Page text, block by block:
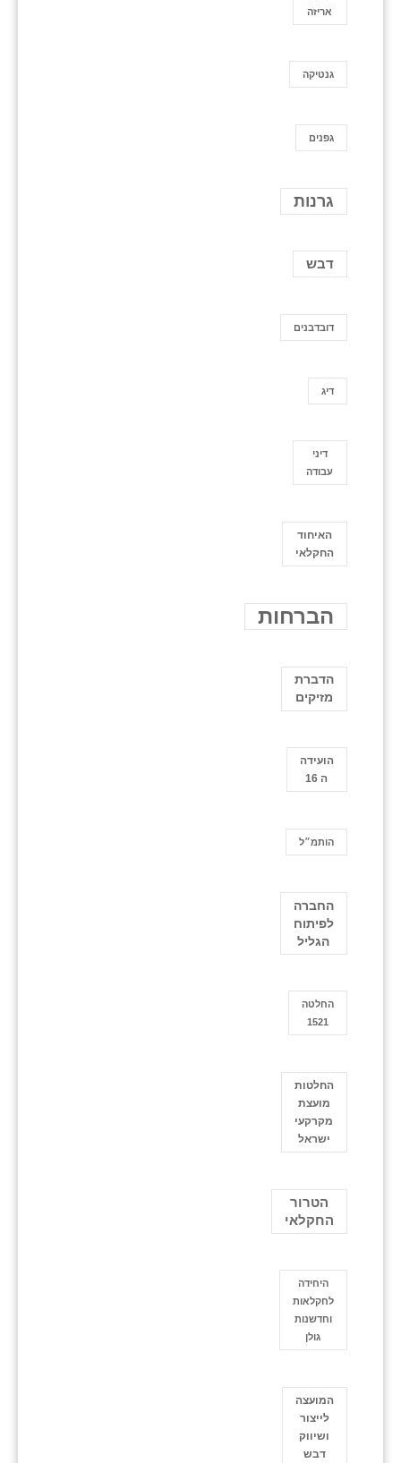
אריזה
גנטיקה
גפנים
גרנות
דבש
דובדבנים
דיג
דיני
עבודה
האיחוד
החקלאי
הברחות
הדברת
מזיקים
הועידה
ה 16
הותמ״ל
החברה
לפיתוח
הגליל
החלטה
1521
החלטות
מועצת
מקרקעי
ישראל
הטרור
החקלאי
היחידה
לחקלאות
וחדשנות
גולן
המועצה
לייצור
ושיווק
דבש